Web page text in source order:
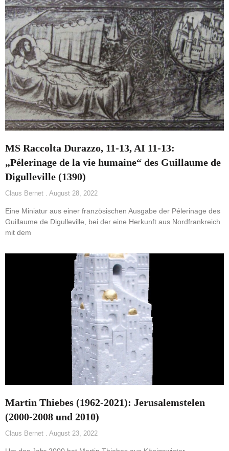
MS Raccolta Durazzo, 11-13, AI 11-13:
„Pélerinage de la vie humaine“ des Guillaume de
Digulleville (1390)
Claus Bernet August 28, 2022
Eine Miniatur aus einer französischen Ausgabe der Pélerinage des
Guillaume de Digulleville, bei der eine Herkunft aus Nordfrankreich
mit dem
Martin Thiebes (1962-2021): Jerusalemstelen
(2000-2008 und 2010)
Claus Bernet August 23, 2022